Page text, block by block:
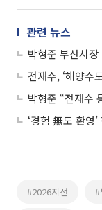
관련 뉴스
‘경험 無도 환영
#2026지선 #